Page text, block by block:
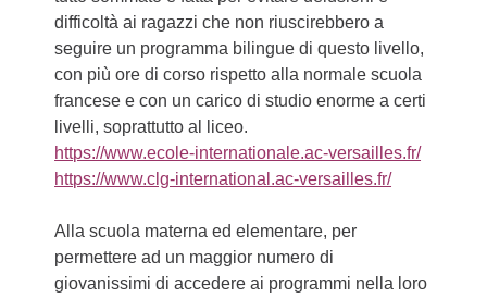
difficoltà ai ragazzi che non riuscirebbero a
seguire un programma bilingue di questo livello,
con più ore di corso rispetto alla normale scuola
francese e con un carico di studio enorme a certi
livelli, soprattutto al liceo.
https://www.ecole-internationale.ac-versailles.fr/
https://www.clg-international.ac-versailles.fr/
Alla scuola materna ed elementare, per
permettere ad un maggior numero di
giovanissimi di accedere ai programmi nella loro